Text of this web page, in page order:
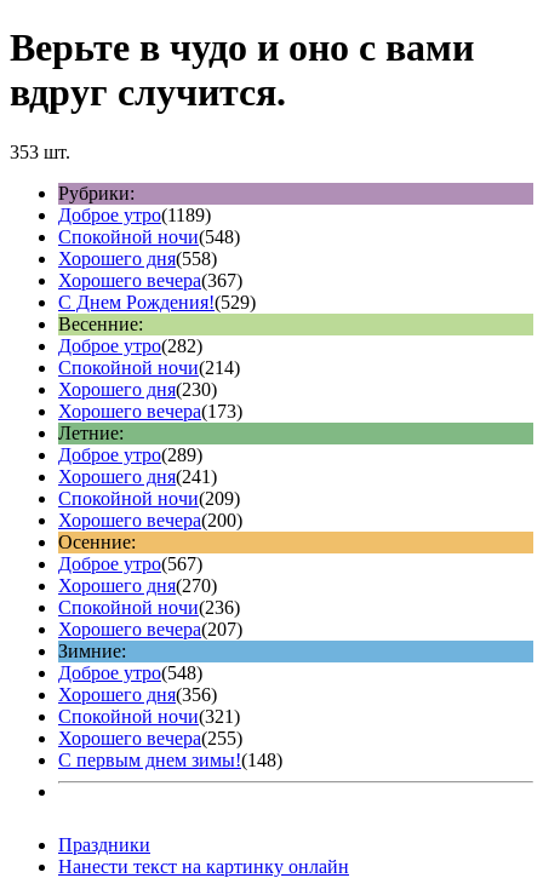
Верьте в чудо и оно с вами
вдруг случится.
353 шт.
Рубрики:
Доброе утро(1189)
Спокойной ночи(548)
Хорошего дня(558)
Хорошего вечера(367)
С Днем Рождения!(529)
Весенние:
Доброе утро(282)
Спокойной ночи(214)
Хорошего дня(230)
Хорошего вечера(173)
Летние:
Доброе утро(289)
Хорошего дня(241)
Спокойной ночи(209)
Хорошего вечера(200)
Осенние:
Доброе утро(567)
Хорошего дня(270)
Спокойной ночи(236)
Хорошего вечера(207)
Зимние:
Доброе утро(548)
Хорошего дня(356)
Спокойной ночи(321)
Хорошего вечера(255)
С первым днем зимы!(148)
Праздники
Нанести текст на картинку онлайн